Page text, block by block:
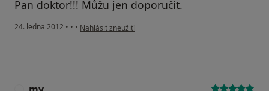
Pan doktor!!! Můžu jen doporučit.
24. ledna 2012 • • • podle názoru uživatele Váš účet byl odstraněn
Nahlásit zneužití